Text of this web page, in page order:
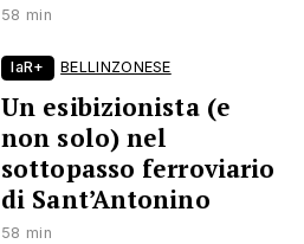
58 min
laR+ BELLINZONESE
Un esibizionista (e
non solo) nel
sottopasso ferroviario
di Sant’Antonino
58 min